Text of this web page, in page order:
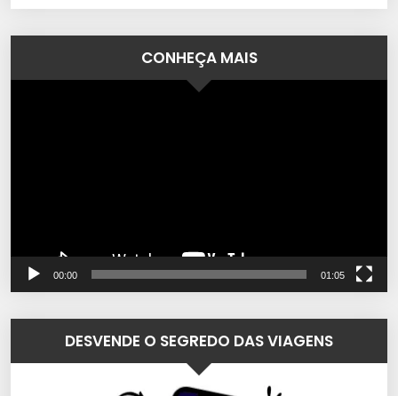
CONHEÇA MAIS
00:00 01:05
DESVENDE O SEGREDO DAS VIAGENS